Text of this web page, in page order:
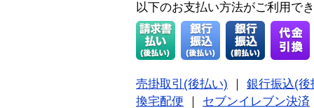
以下のお支払い方法がご利用で
売掛取引(後払い)
銀行振込(後
換宅配便
セブンイレブン決済